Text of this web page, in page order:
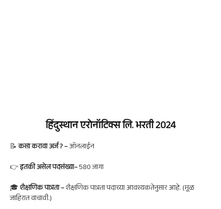
हिंदुस्थान एरोनॉटिक्स लि.भरती 2024
📝कसा करावा अर्ज ?–ऑनलाईन
👉इतकी असेल पदसंख्या–580 जागा
🎓शैक्षणिक पात्रता –शैक्षणिक पात्रता पदाच्या आवश्यकतेनुसार आहे. (मूळ
जाहिरात वाचावी.)